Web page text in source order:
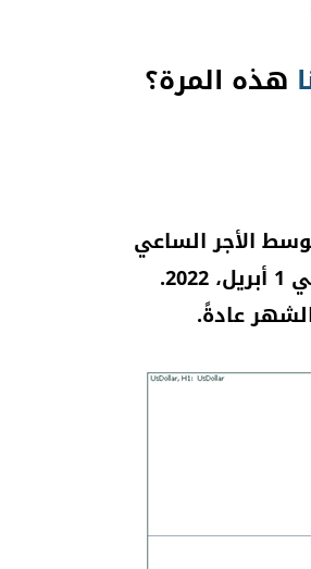
هذه المرة؟
الأجر الساعي
عادةً.